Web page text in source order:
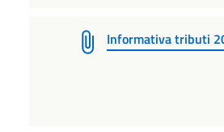
Informativa tributi